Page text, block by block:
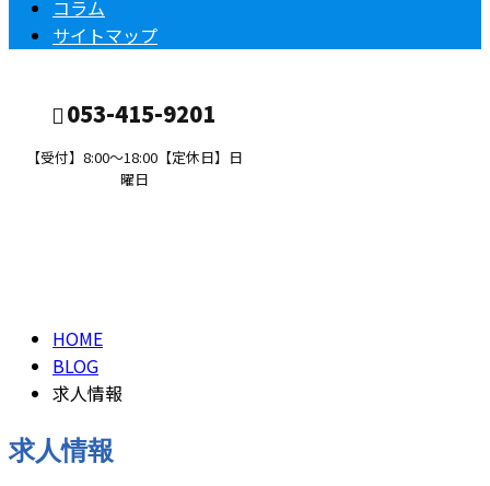
コラム
サイトマップ
053-415-9201
【受付】8:00～18:00【定休日】日
曜日
HOME
BLOG
求人情報
求人情報